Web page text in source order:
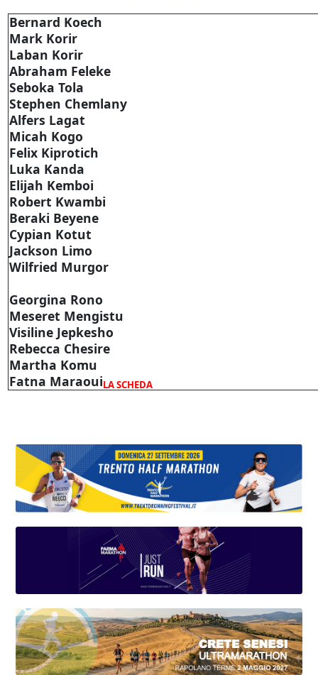
Bernard Koech
Mark Korir
Laban Korir
Abraham Feleke
Seboka Tola
Stephen Chemlany
Alfers Lagat
Micah Kogo
Felix Kiprotich
Luka Kanda
Elijah Kemboi
Robert Kwambi
Beraki Beyene
Cypian Kotut
Jackson Limo
Wilfried Murgor
Georgina Rono
Meseret Mengistu
Visiline Jepkesho
Rebecca Chesire
Martha Komu
Fatna MaraouiLA SCHEDA